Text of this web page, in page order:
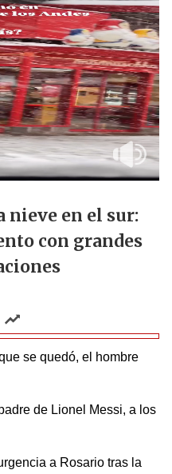
nieve en el sur:
con grandes
se quedó, el hombre
de Lionel Messi, a los
a Rosario tras la